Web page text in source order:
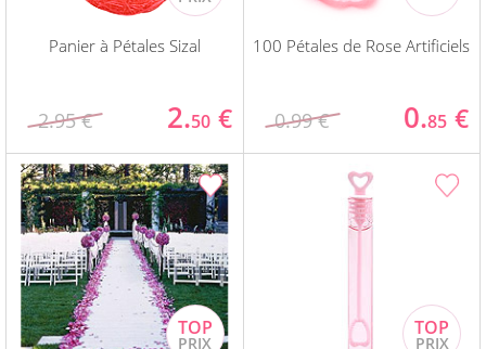
Panier à Pétales Sizal
2.95 € 2.50 €
100 Pétales de Rose Artificiels
0.99 € 0.85 €